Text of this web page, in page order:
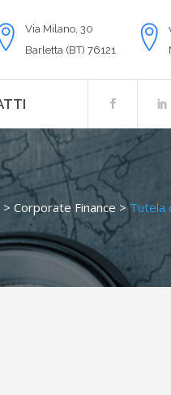
Via Milano, 30
Barletta (BT) 76121
> Corporate Finance >Tutela